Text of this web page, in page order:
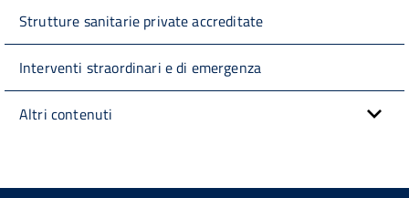
Strutture sanitarie private accreditate
Interventi straordinari e di emergenza
Altri contenuti